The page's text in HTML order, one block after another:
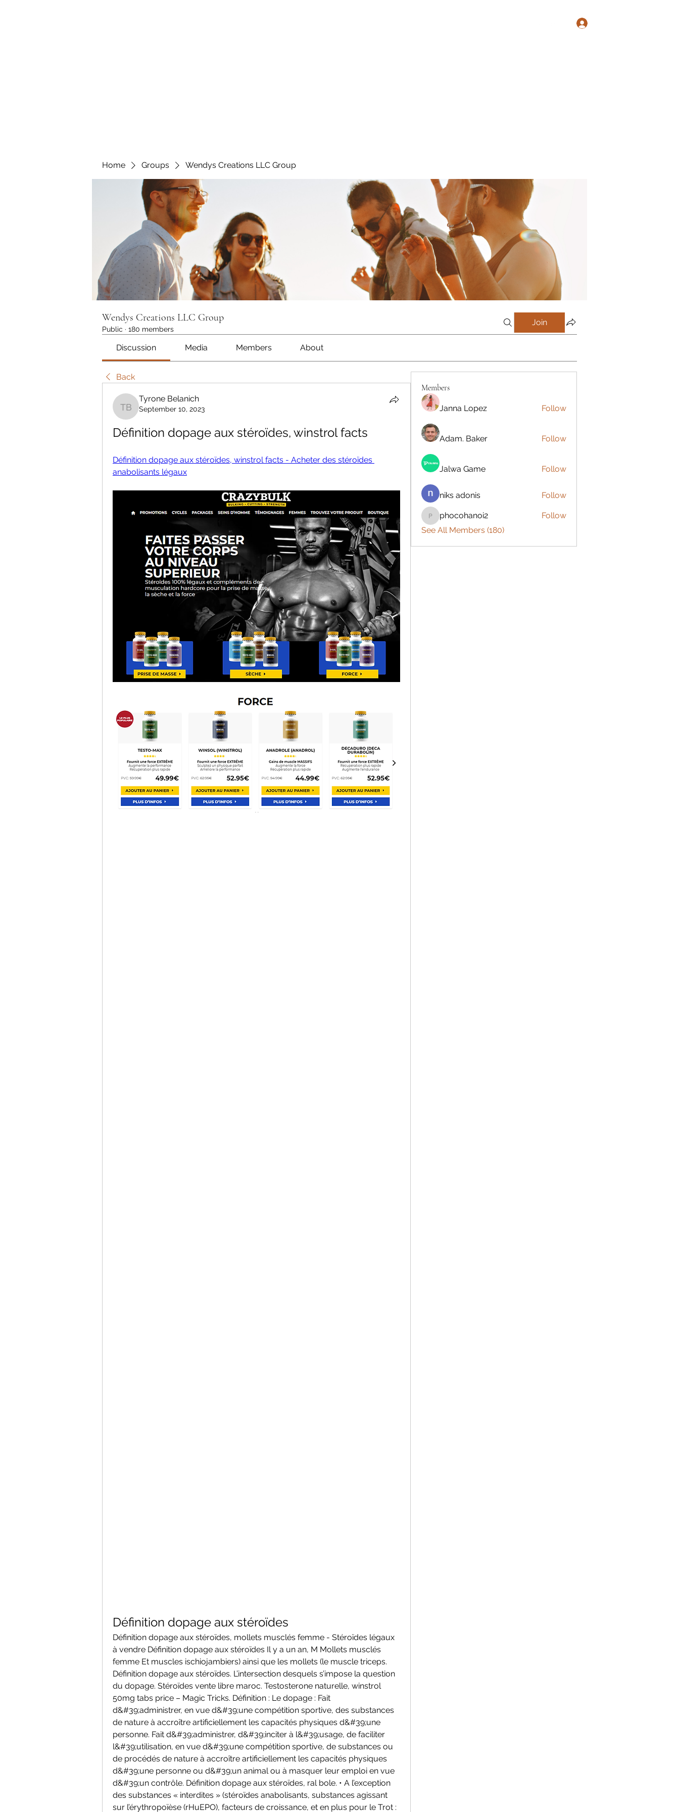
Home Groups Wendys Creations LLC Group
Wendys Creations LLC Group
Public · 180 members
Join
Discussion Media Members About
Back
Tyrone Belanich
Tyrone Belanich
September 10, 2023
Définition dopage aux stéroïdes, winstrol facts
Définition dopage aux stéroïdes, winstrol facts - Acheter des stéroïdes
anabolisants légaux
Définition dopage aux stéroïdes
Définition dopage aux stéroïdes, mollets musclés femme - Stéroïdes légaux
à vendre Définition dopage aux stéroïdes Il y a un an, M Mollets musclés
femme Et muscles ischiojambiers) ainsi que les mollets (le muscle triceps.
Définition dopage aux stéroïdes. L’intersection desquels s’impose la question
du dopage. Stéroïdes vente libre maroc. Testosterone naturelle, winstrol
50mg tabs price – Magic Tricks. Définition : Le dopage : Fait
d&#39;administrer, en vue d&#39;une compétition sportive, des substances
de nature à accroître artificiellement les capacités physiques d&#39;une
personne. Fait d&#39;administrer, d&#39;inciter à l&#39;usage, de faciliter
l&#39;utilisation, en vue d&#39;une compétition sportive, de substances ou
de procédés de nature à accroître artificiellement les capacités physiques
d&#39;une personne ou d&#39;un animal ou à masquer leur emploi en vue
d&#39;un contrôle. Définition dopage aux stéroïdes, ral bole. • A l’exception
des substances « interdites » (stéroïdes anabolisants, substances agissant
sur l’érythropoïèse (rHuEPO), facteurs de croissance, et en plus pour le Trot :
Members
Janna Lopez Follow
Adam. Baker Follow
Jalwa Game Follow
niks adonis Follow
phocohanoi2
phocohanoi2
Follow
See All Members (180)